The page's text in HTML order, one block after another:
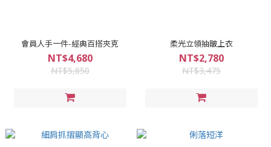
會員人手一件-經典百搭夾克
NT$4,680
NT$5,850
柔光立領抽皺上衣
NT$2,780
NT$3,475